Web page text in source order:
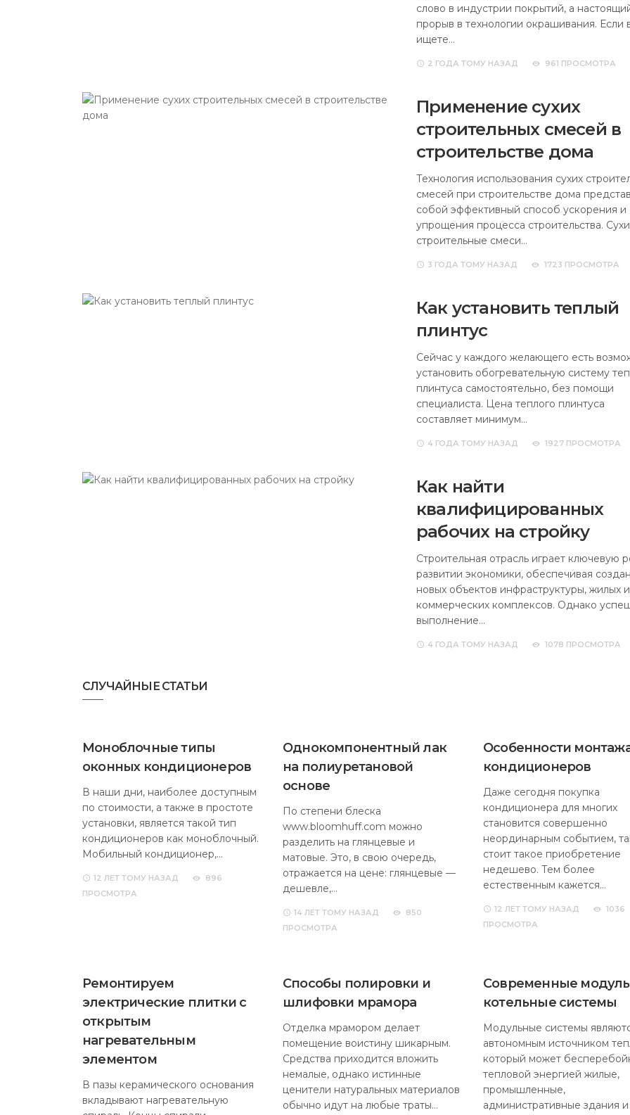
слово в индустрии покрытий, а
прорыв в технологии окрашивания. Если
ищете…
2 ГОДА ТОМУ НАЗАД 961 ПРОСМОТРА
Применение сухих
строительных смесей в
строительстве дома
Технология использования сухих
смесей при строительстве дома
собой эффективный способ ускорения и
упрощения процесса строительства.
строительные смеси…
3 ГОДА ТОМУ НАЗАД 1723 ПРОСМОТРА
Как установить теплый
плинтус
Сейчас у каждого желающего есть
установить обогревательную систему
плинтуса самостоятельно, без помощи
специалиста. Цена теплого плинтуса
составляет минимум…
4 ГОДА ТОМУ НАЗАД 1927 ПРОСМОТРА
Как найти
квалифицированных
рабочих на стройку
Строительная отрасль играет ключевую
развитии экономики, обеспечивая
новых объектов инфраструктуры, жилых и
коммерческих комплексов. Однако
выполнение…
4 ГОДА ТОМУ НАЗАД 1078 ПРОСМОТРА
СЛУЧАЙНЫЕ СТАТЬИ
Моноблочные типы
оконных кондиционеров
В наши дни, наиболее доступным
по стоимости, а также в простоте
установки, является такой тип
кондиционеров как моноблочный.
Мобильный кондиционер,…
12 ЛЕТ ТОМУ НАЗАД
896
ПРОСМОТРА
Однокомпонентный лак
на полиуретановой
основе
По степени блеска
www.bloomhuff.com можно
разделить на глянцевые и
матовые. Это, в свою очередь,
отражается на цене: глянцевые —
дешевле,…
14 ЛЕТ ТОМУ НАЗАД
850
ПРОСМОТРА
Особенности
кондиционеров
Даже сегодня покупка
кондиционера для многих
становится совершенно
неординарным событием,
стоит такое приобретение
недешево. Тем более
естественным кажется…
12 ЛЕТ ТОМУ НАЗАД
1036
ПРОСМОТРА
Ремонтируем
электрические плитки с
открытым
нагревательным
элементом
В пазы керамического основания
вкладывают нагревательную
Способы полировки и
шлифовки мрамора
Отделка мрамором делает
помещение воистину шикарным.
Средства приходится вложить
немалые, однако истинные
ценители натуральных материалов
обычно идут на любые траты…
Современные
котельные системы
Модульные системы
автономным источником
который может
тепловой энергией жилые,
промышленные,
административные здания и